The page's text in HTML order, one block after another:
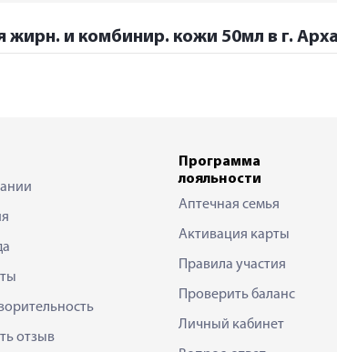
жирн. и комбинир. кожи 50мл в г.
отзыв
Программа
лояльности
Аптечная семья
Активация карты
Правила участия
Проверить баланс
Личный кабинет